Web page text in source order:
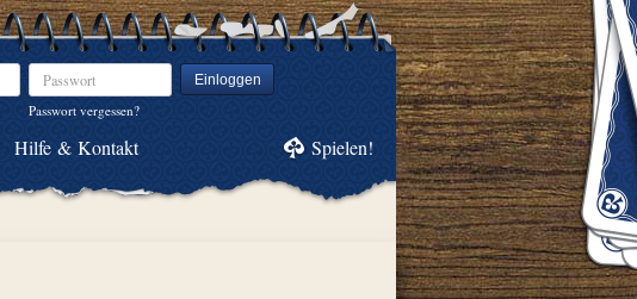
Passwort Einloggen
Passwort vergessen?
Hilfe & Kontakt Spielen!